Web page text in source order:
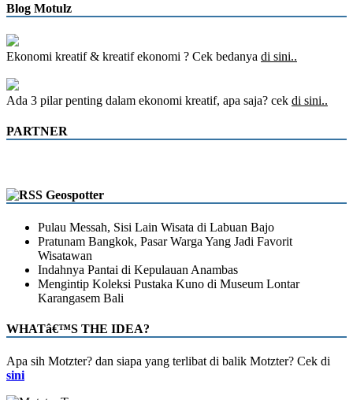
Blog Motulz
Ekonomi kreatif & kreatif ekonomi ? Cek bedanya di sini..
Ada 3 pilar penting dalam ekonomi kreatif, apa saja? cek di sini..
PARTNER
Geospotter
Pulau Messah, Sisi Lain Wisata di Labuan Bajo
Pratunam Bangkok, Pasar Warga Yang Jadi Favorit
Wisatawan
Indahnya Pantai di Kepulauan Anambas
Mengintip Koleksi Pustaka Kuno di Museum Lontar
Karangasem Bali
WHATâ€™S THE IDEA?
Apa sih Motzter? dan siapa yang terlibat di balik Motzter? Cek di
sini